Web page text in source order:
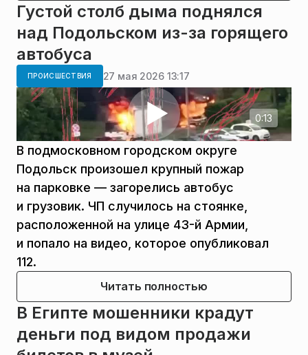
Густой столб дыма поднялся
над Подольском из-за горящего
автобуса
ПРОИСШЕСТВИЯ 27 мая 2026 13:17
0:13
В подмосковном городском округе
Подольск произошел крупный пожар
на парковке — загорелись автобус
и грузовик. ЧП случилось на стоянке,
расположенной на улице 43-й Армии,
и попало на видео, которое опубликовал
112.
Читать полностью
В Египте мошенники крадут
деньги под видом продажи